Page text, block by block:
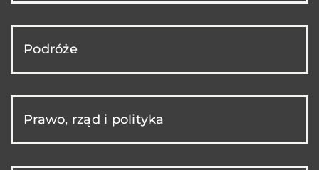
Podróże
Prawo, rząd i polityka